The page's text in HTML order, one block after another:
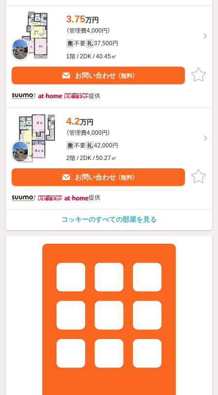
3.75万円
（管理費4,000円）
敷 不要 礼 37,500円
1階 / 2DK / 40.45㎡
お問い合わせ （無料）
提供
4.2万円
（管理費4,000円）
敷 不要 礼 42,000円
2階 / 2DK / 50.27㎡
お問い合わせ （無料）
提供
コッキーのすべての部屋を見る